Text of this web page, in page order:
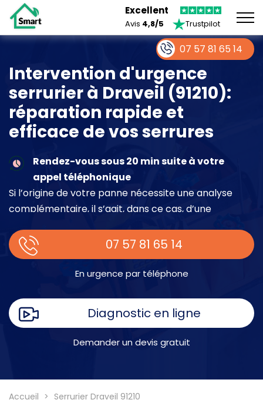
Excellent
Avis 4,8/5 Trustpilot
Intervention d'urgence
serrurier à Draveil (91210):
réparation rapide et
efficace de vos serrures
Rendez-vous sous 20 min suite à votre
appel téléphonique
Si l’origine de votre panne nécessite une analyse
complémentaire, il s’agit, dans ce cas, d’une
place.
07 57 81 65 14
En urgence par téléphone
Diagnostic en ligne
Demander un devis gratuit
Accueil Serrurier Draveil 91210
07 57 81 65 14